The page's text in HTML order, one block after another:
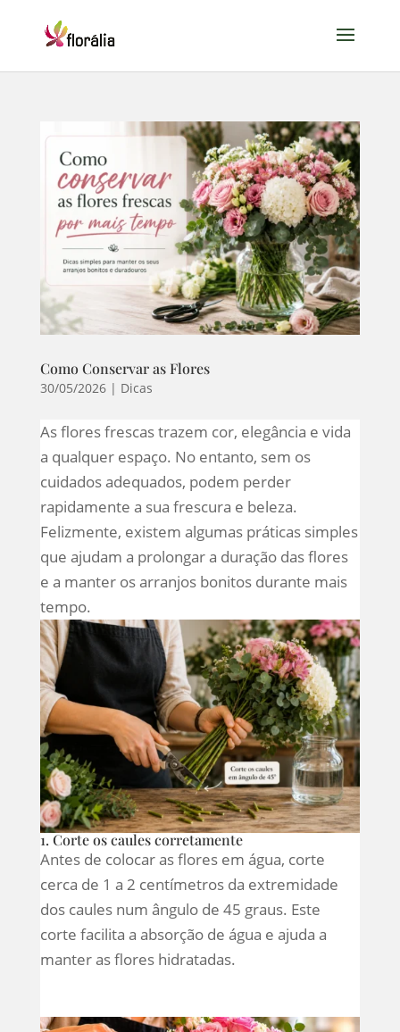
Como Conservar as Flores
30/05/2026| Dicas
As flores frescas trazem cor, elegância e vida
a qualquer espaço. No entanto, sem os
cuidados adequados, podem perder
rapidamente a sua frescura e beleza.
Felizmente, existem algumas práticas simples
que ajudam a prolongar a duração das flores
e a manter os arranjos bonitos durante mais
tempo.
1. Corte os caules corretamente
Antes de colocar as flores em água, corte
cerca de 1 a 2 centímetros da extremidade
dos caules num ângulo de 45 graus. Este
corte facilita a absorção de água e ajuda a
manter as flores hidratadas.